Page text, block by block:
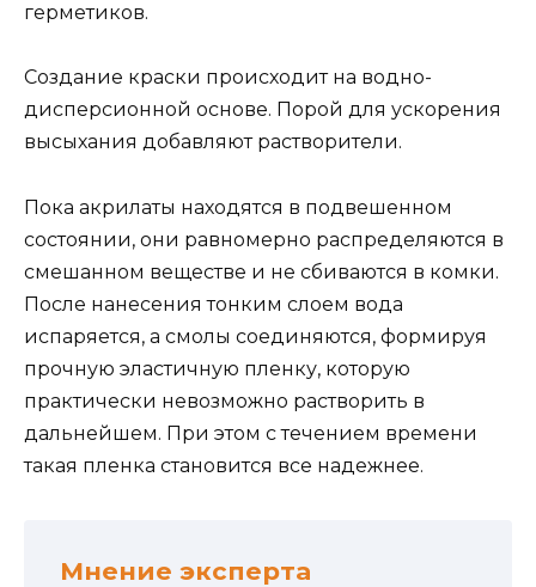
герметиков.
Создание краски происходит на водно-
дисперсионной основе. Порой для ускорения
высыхания добавляют растворители.
Пока акрилаты находятся в подвешенном
состоянии, они равномерно распределяются в
смешанном веществе и не сбиваются в комки.
После нанесения тонким слоем вода
испаряется, а смолы соединяются, формируя
прочную эластичную пленку, которую
практически невозможно растворить в
дальнейшем. При этом с течением времени
такая пленка становится все надежнее.
Мнение эксперта